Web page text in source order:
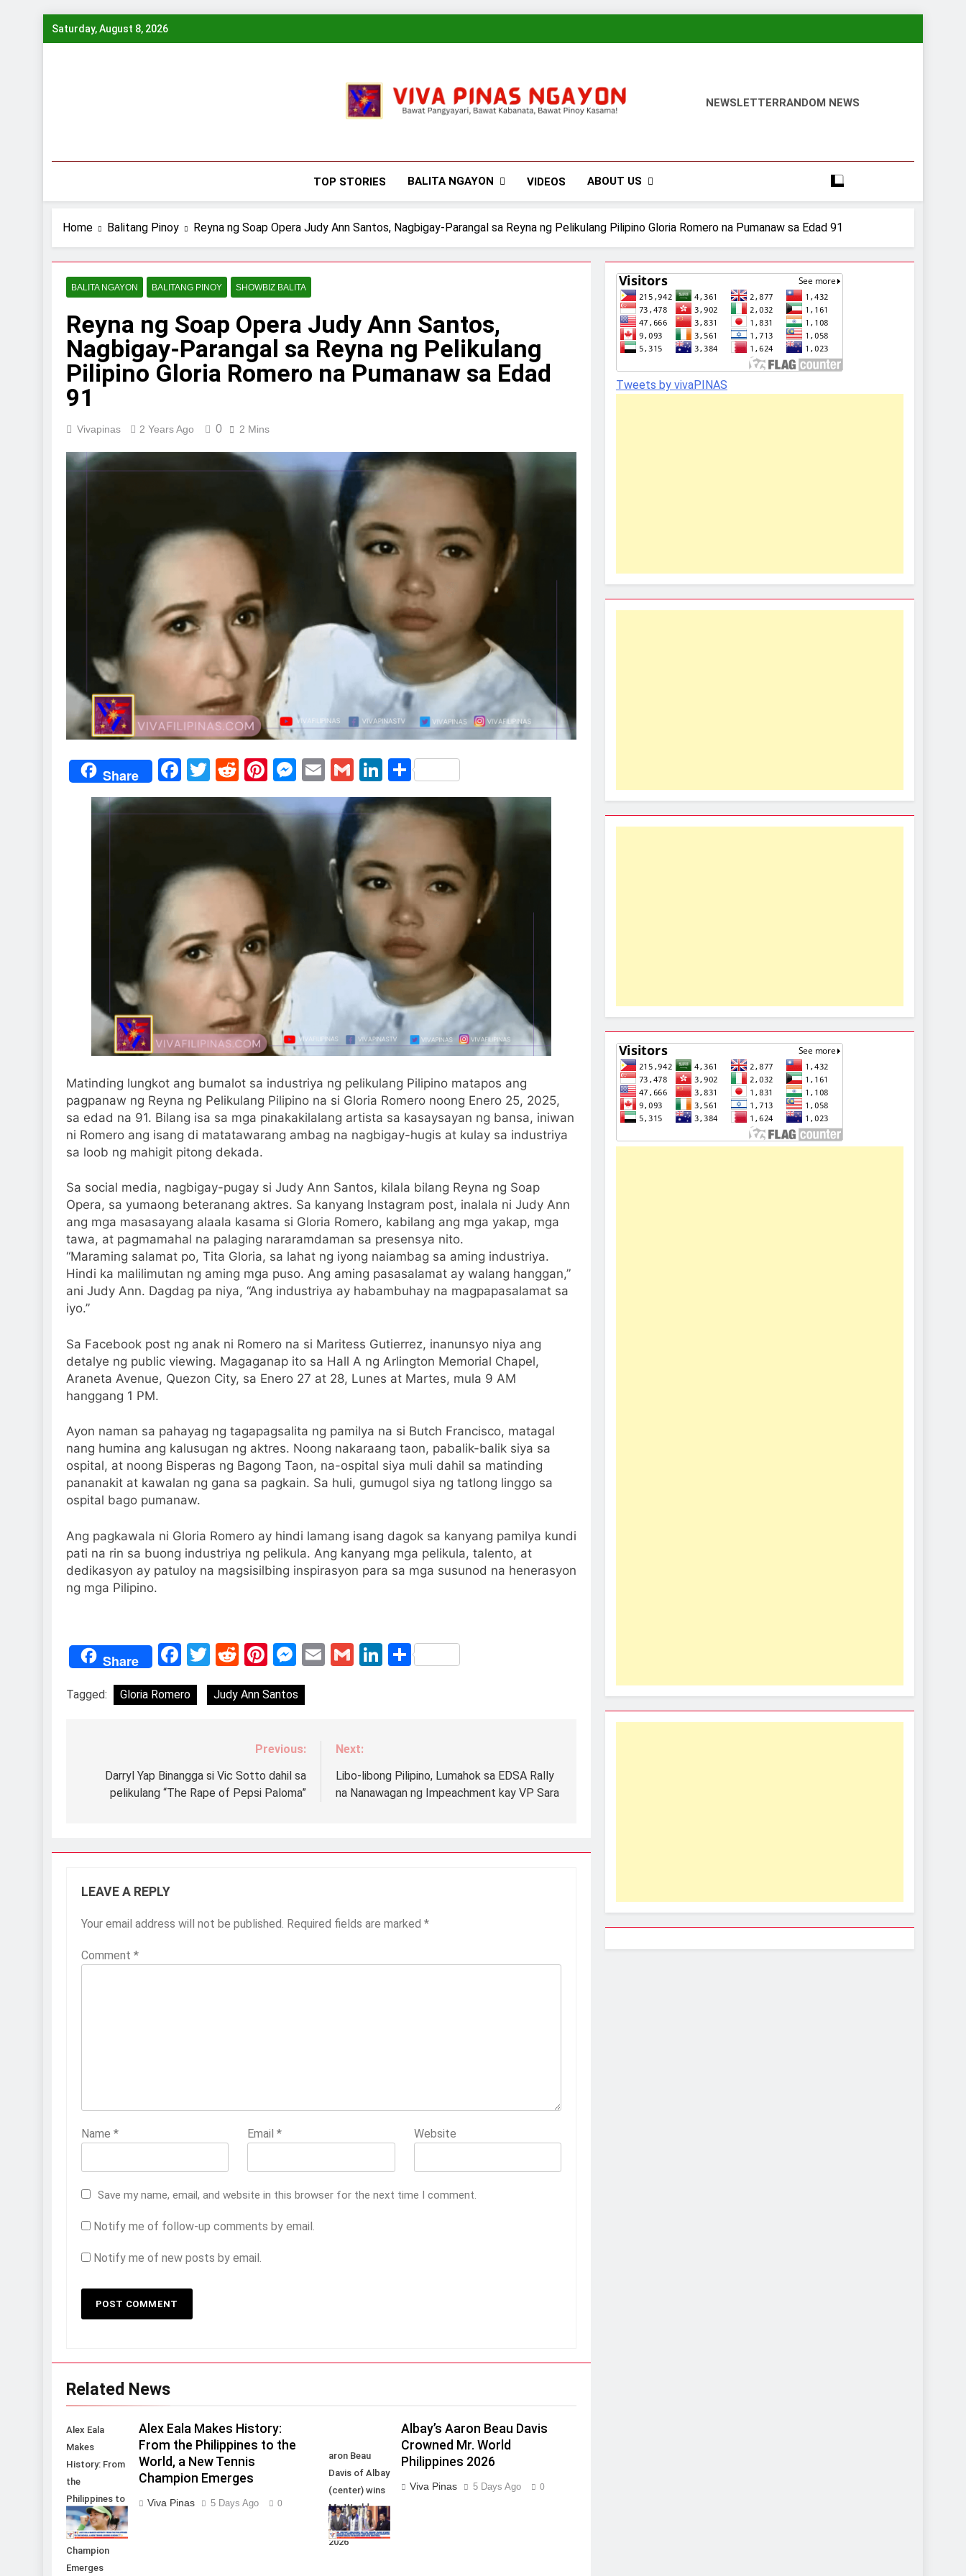
SkipSaturday, August 8, 2026
Viva Pinas
NEWSLETTERRANDOM NEWS
TOP STORIES BALITA NGAYON VIDEOS ABOUT US
Home Balitang Pinoy Reyna ng Soap Opera Judy Ann Santos, Nagbigay-Parangal sa Reyna ng Pelikulang Pilipino Gloria Romero na Pumanaw sa Edad 91
BALITA NGAYON BALITANG PINOY SHOWBIZ BALITA
Reyna ng Soap Opera Judy Ann Santos,
Nagbigay-Parangal sa Reyna ng Pelikulang
Pilipino Gloria Romero na Pumanaw sa Edad
91
Vivapinas 2 Years Ago 0 2 Mins
Share Facebook
Twitter
Reddit
Pinterest
Messenger
EmailGmailLinkedIn
Share
Matinding lungkot ang bumalot sa industriya ng pelikulang Pilipino matapos ang
pagpanaw ng Reyna ng Pelikulang Pilipino na si Gloria Romero noong Enero 25, 2025,
sa edad na 91. Bilang isa sa mga pinakakilalang artista sa kasaysayan ng bansa, iniwan
ni Romero ang isang di matatawarang ambag na nagbigay-hugis at kulay sa industriya
sa loob ng mahigit pitong dekada.
Sa social media, nagbigay-pugay si Judy Ann Santos, kilala bilang Reyna ng Soap
Opera, sa yumaong beteranang aktres. Sa kanyang Instagram post, inalala ni Judy Ann
ang mga masasayang alaala kasama si Gloria Romero, kabilang ang mga yakap, mga
tawa, at pagmamahal na palaging nararamdaman sa presensya nito.
“Maraming salamat po, Tita Gloria, sa lahat ng iyong naiambag sa aming industriya.
Hindi ka malilimutan ng aming mga puso. Ang aming pasasalamat ay walang hanggan,”
ani Judy Ann. Dagdag pa niya, “Ang industriya ay habambuhay na magpapasalamat sa
iyo.”
Sa Facebook post ng anak ni Romero na si Maritess Gutierrez, inanunsyo niya ang
detalye ng public viewing. Magaganap ito sa Hall A ng Arlington Memorial Chapel,
Araneta Avenue, Quezon City, sa Enero 27 at 28, Lunes at Martes, mula 9 AM
hanggang 1 PM.
Ayon naman sa pahayag ng tagapagsalita ng pamilya na si Butch Francisco, matagal
nang humina ang kalusugan ng aktres. Noong nakaraang taon, pabalik-balik siya sa
ospital, at noong Bisperas ng Bagong Taon, na-ospital siya muli dahil sa matinding
pananakit at kawalan ng gana sa pagkain. Sa huli, gumugol siya ng tatlong linggo sa
ospital bago pumanaw.
Ang pagkawala ni Gloria Romero ay hindi lamang isang dagok sa kanyang pamilya kundi
pati na rin sa buong industriya ng pelikula. Ang kanyang mga pelikula, talento, at
dedikasyon ay patuloy na magsisilbing inspirasyon para sa mga susunod na henerasyon
ng mga Pilipino.
Share Facebook
Twitter
Reddit
Pinterest
Messenger
EmailGmailLinkedIn
Share
Tagged: Gloria Romero Judy Ann Santos
navigation
Previous:
Darryl Yap Binangga si Vic Sotto dahil sa
pelikulang “The Rape of Pepsi Paloma”
Next:
Libo-libong Pilipino, Lumahok sa EDSA Rally
na Nanawagan ng Impeachment kay VP Sara
LEAVE A REPLY
Your email address will not be published. Required fields are marked *
Comment *
Name * Email* Website
Save my name, email, and website in this browser for the next time I comment.
Notify me of follow-up comments by email.
Notify me of new posts by email.
Related News
Alex Eala
Makes
History: From
the
Philippines to
the World, a
New Tennis
Champion
Emerges
Alex Eala Makes History:
From the Philippines to the
World, a New Tennis
Champion Emerges
Viva Pinas 5 Days Ago 0
aron Beau
Davis of Albay
(center) wins
Mr. World
Philippines
2026
Albay’s Aaron Beau Davis
Crowned Mr. World
Philippines 2026
Viva Pinas 5 Days Ago 0
Tweets by vivaPINAS